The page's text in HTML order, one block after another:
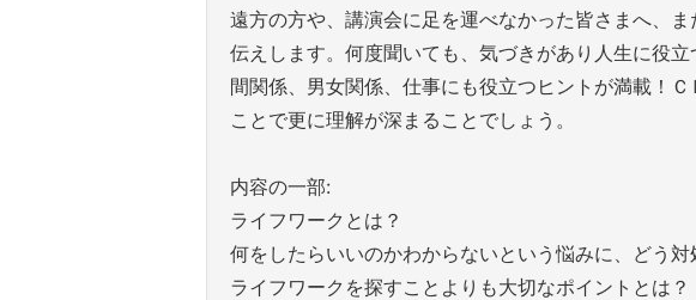
遠方の方や、講演会に足を運べなかった皆さまへ、
伝えします。何度聞いても、気づきがあり人生に役
間関係、男女関係、仕事にも役立つヒントが満載！
ことで更に理解が深まることでしょう。
内容の一部:
ライフワークとは？
何をしたらいいのかわからないという悩みに、どう対
ライフワークを探すことよりも大切なポイントとは？